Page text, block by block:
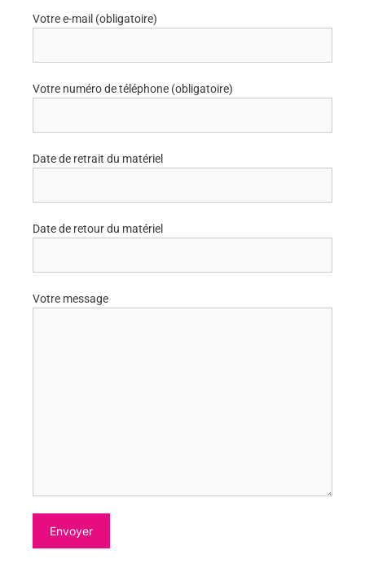
Votre e-mail (obligatoire)
Votre numéro de téléphone (obligatoire)
Date de retrait du matériel
Date de retour du matériel
Votre message